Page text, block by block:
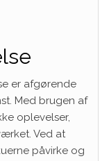
er afgørende
Med brugen af
oplevelser,
Ved at
påvirke og